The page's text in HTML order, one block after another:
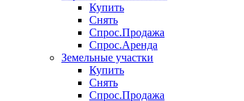
Купить
Снять
Спрос.Продажа
Спрос.Аренда
Земельные участки
Купить
Снять
Спрос.Продажа